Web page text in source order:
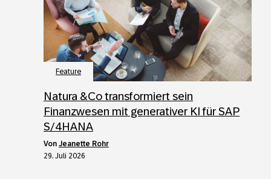
Feature
Natura &Co transformiert sein
Finanzwesen mit generativer KI für SAP
S/4HANA
von Jeanette Rohr
29. Juli 2026